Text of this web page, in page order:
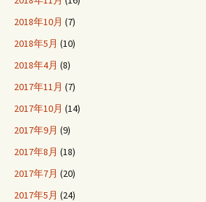
2018年10月 (7)
2018年5月 (10)
2018年4月 (8)
2017年11月 (7)
2017年10月 (14)
2017年9月 (9)
2017年8月 (18)
2017年7月 (20)
2017年5月 (24)